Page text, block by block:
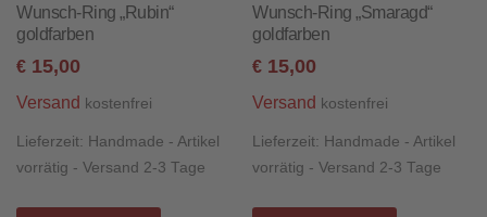
Wunsch-Ring „Rubin“
goldfarben
€ 15,00
Versand kostenfrei
Lieferzeit: Handmade - Artikel
vorrätig - Versand 2-3 Tage
Wunsch-Ring „Smaragd“
goldfarben
€ 15,00
Versand kostenfrei
Lieferzeit: Handmade - Artikel
vorrätig - Versand 2-3 Tage